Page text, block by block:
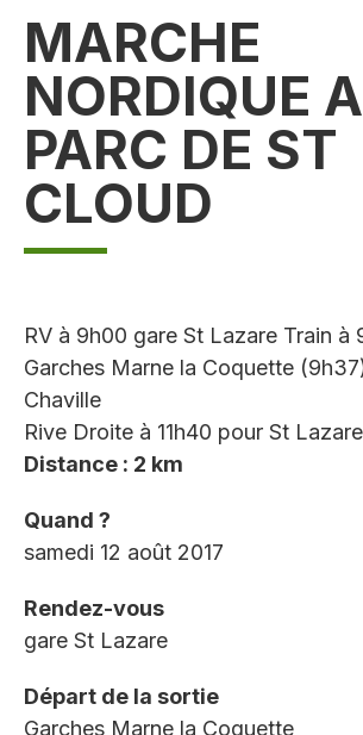
MARCHE
NORDIQUE
PARC DE ST
CLOUD
RV à 9h00 gare St Lazare Train à
Garches Marne la Coquette
Chaville
Rive Droite à 11h40 pour St
Distance : 2 km
Quand ?
samedi 12 août 2017
Rendez-vous
gare St Lazare
Départ de la sortie
Garches Marne la Coquette